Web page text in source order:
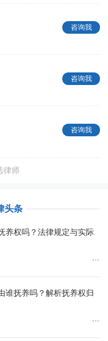
咨询我
咨询我
咨询我
律师
头条
养权吗？法律规定与实际
谁抚养吗？解析抚养权归